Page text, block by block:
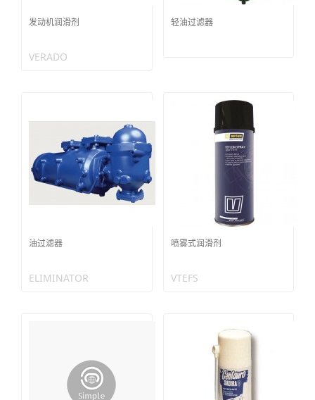
发动机润滑剂
VERADO
轻油过滤器
油过滤器
ELIMINATOR
喷雾式润滑剂
VTEFS